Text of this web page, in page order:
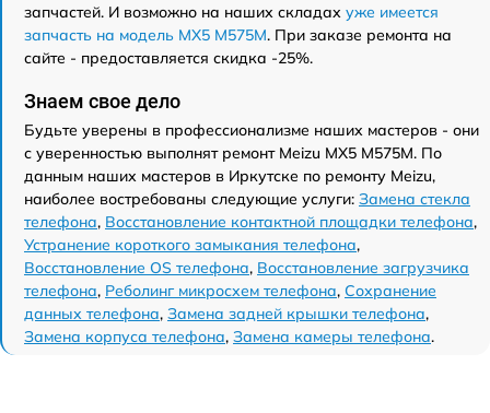
запчастей. И возможно на наших складах уже имеется
запчасть на модель MX5 M575M. При заказе ремонта на
сайте - предоставляется скидка -25%.
Знаем свое дело
Будьте уверены в профессионализме наших мастеров - они
с уверенностью выполнят ремонт Meizu MX5 M575M. По
данным наших мастеров в Иркутске по ремонту Meizu,
наиболее востребованы следующие услуги: Замена стекла
телефона, Восстановление контактной площадки телефона,
Устранение короткого замыкания телефона,
Восстановление OS телефона, Восстановление загрузчика
телефона, Реболинг микросхем телефона, Сохранение
данных телефона, Замена задней крышки телефона,
Замена корпуса телефона, Замена камеры телефона.